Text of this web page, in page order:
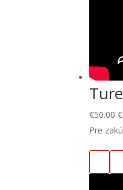
€50.00 €
Pre